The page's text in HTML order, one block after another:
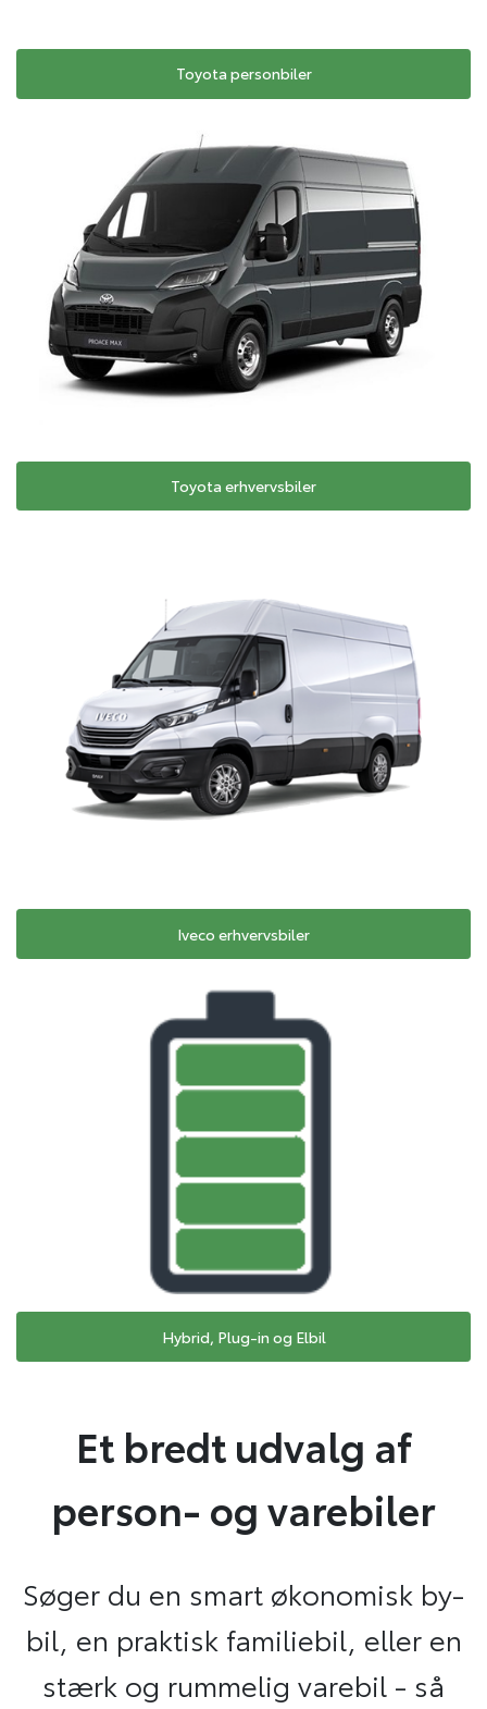
Toyota personbiler
Toyota erhvervsbiler
Iveco erhvervsbiler
Hybrid, Plug-in og Elbil
Et bredt udvalg af
person- og varebiler
Søger du en smart økonomisk by-
bil, en praktisk familiebil, eller en
stærk og rummelig varebil - så